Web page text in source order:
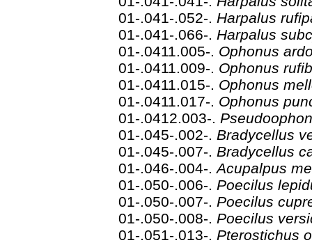
01-.041-.052-. Harpalus
01-.041-.066-. Harpalus
01-.0411.005-. Ophonus
01-.0411.009-. Ophonus
01-.0411.015-. Ophonus
01-.0411.017-. Ophonus
01-.0412.003-.
01-.045-.002-. Bradycellus
01-.045-.007-. Bradycellus
01-.046-.004-.Acupalpus
01-.050-.006-. Poecilus
01-.050-.007-. Poecilus
01-.050-.008-. Poecilus
01-.051-.013-. Pterostichus